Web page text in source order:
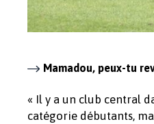
Mamadou, peux-tu
« Il y a un club central
catégorie débutants,